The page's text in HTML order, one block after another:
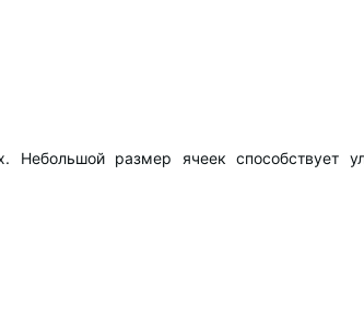
Небольшой размер ячеек способствует